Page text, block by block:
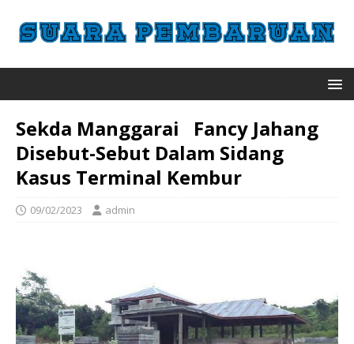
Sekda Manggarai Fancy Jahang
Disebut-Sebut Dalam Sidang
Kasus Terminal Kembur
09/02/2023 admin